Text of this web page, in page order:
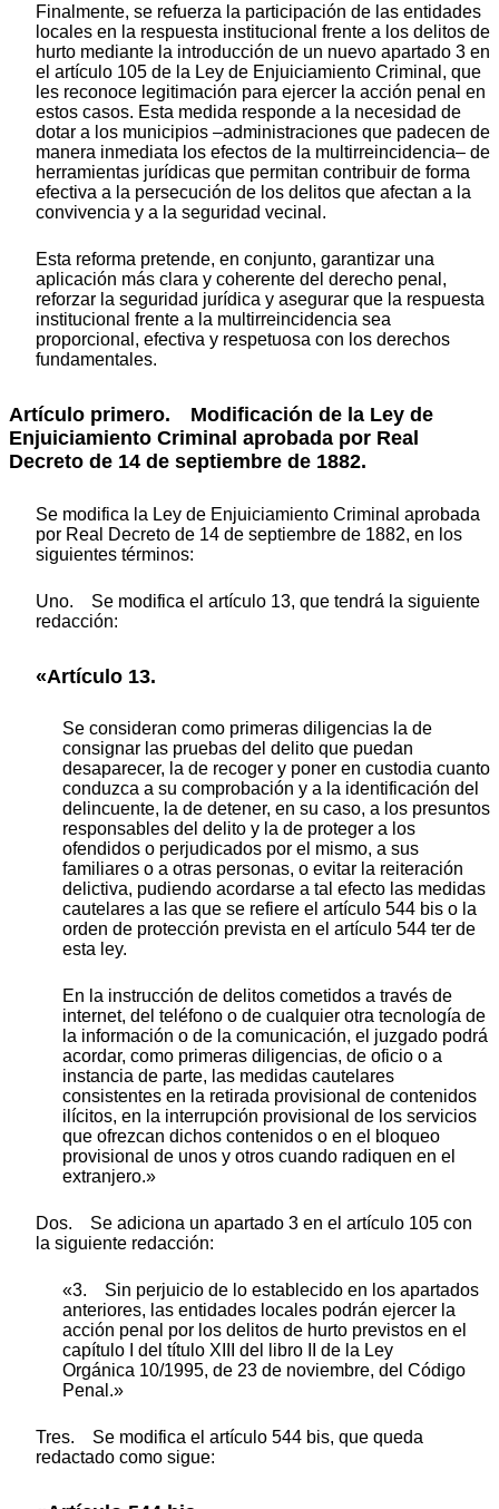
Finalmente, se refuerza la participación de las entidades
locales en la respuesta institucional frente a los delitos de
hurto mediante la introducción de un nuevo apartado 3 en
el artículo 105 de la Ley de Enjuiciamiento Criminal, que
les reconoce legitimación para ejercer la acción penal en
estos casos. Esta medida responde a la necesidad de
dotar a los municipios –administraciones que padecen de
manera inmediata los efectos de la multirreincidencia– de
herramientas jurídicas que permitan contribuir de forma
efectiva a la persecución de los delitos que afectan a la
convivencia y a la seguridad vecinal.
Esta reforma pretende, en conjunto, garantizar una
aplicación más clara y coherente del derecho penal,
reforzar la seguridad jurídica y asegurar que la respuesta
institucional frente a la multirreincidencia sea
proporcional, efectiva y respetuosa con los derechos
fundamentales.
Artículo primero. Modificación de la Ley de
Enjuiciamiento Criminal aprobada por Real
Decreto de 14 de septiembre de 1882.
Se modifica la Ley de Enjuiciamiento Criminal aprobada
por Real Decreto de 14 de septiembre de 1882, en los
siguientes términos:
Uno. Se modifica el artículo 13, que tendrá la siguiente
redacción:
«Artículo 13.
Se consideran como primeras diligencias la de
consignar las pruebas del delito que puedan
desaparecer, la de recoger y poner en custodia cuanto
conduzca a su comprobación y a la identificación del
delincuente, la de detener, en su caso, a los presuntos
responsables del delito y la de proteger a los
ofendidos o perjudicados por el mismo, a sus
familiares o a otras personas, o evitar la reiteración
delictiva, pudiendo acordarse a tal efecto las medidas
cautelares a las que se refiere el artículo 544 bis o la
orden de protección prevista en el artículo 544 ter de
esta ley.
En la instrucción de delitos cometidos a través de
internet, del teléfono o de cualquier otra tecnología de
la información o de la comunicación, el juzgado podrá
acordar, como primeras diligencias, de oficio o a
instancia de parte, las medidas cautelares
consistentes en la retirada provisional de contenidos
ilícitos, en la interrupción provisional de los servicios
que ofrezcan dichos contenidos o en el bloqueo
provisional de unos y otros cuando radiquen en el
extranjero.»
Dos. Se adiciona un apartado 3 en el artículo 105 con
la siguiente redacción:
«3. Sin perjuicio de lo establecido en los apartados
anteriores, las entidades locales podrán ejercer la
acción penal por los delitos de hurto previstos en el
capítulo I del título XIII del libro II de la Ley
Orgánica 10/1995, de 23 de noviembre, del Código
Penal.»
Tres. Se modifica el artículo 544 bis, que queda
redactado como sigue: